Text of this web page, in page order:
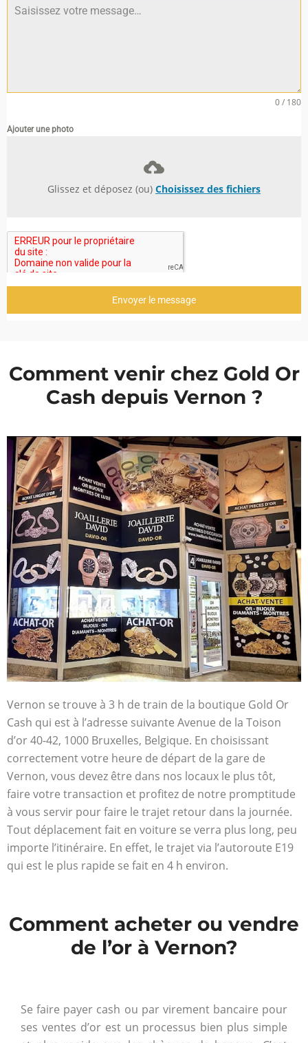
0 / 180
Ajouter une photo
Glissez et déposez (ou) Choisissez des fichiers
Envoyer le message
Comment venir chez Gold Or
Cash depuis Vernon ?
Vernon se trouve à 3 h de train de la boutique Gold Or
Cash qui est à l’adresse suivante Avenue de la Toison
d’or 40-42, 1000 Bruxelles, Belgique. En choisissant
correctement votre heure de départ de la gare de
Vernon, vous devez être dans nos locaux le plus tôt,
faire votre transaction et profitez de notre promptitude
à vous servir pour faire le trajet retour dans la journée.
Tout déplacement fait en voiture se verra plus long, peu
importe l’itinéraire. En effet, le trajet via l’autoroute E19
qui est le plus rapide se fait en 4 h environ.
Comment acheter ou vendre
de l’or à Vernon?
Se faire payer cash ou par virement bancaire pour
ses ventes d’or est un processus bien plus simple